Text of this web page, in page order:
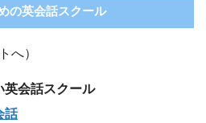
の英会話スクール
へ）
会話スクール
話